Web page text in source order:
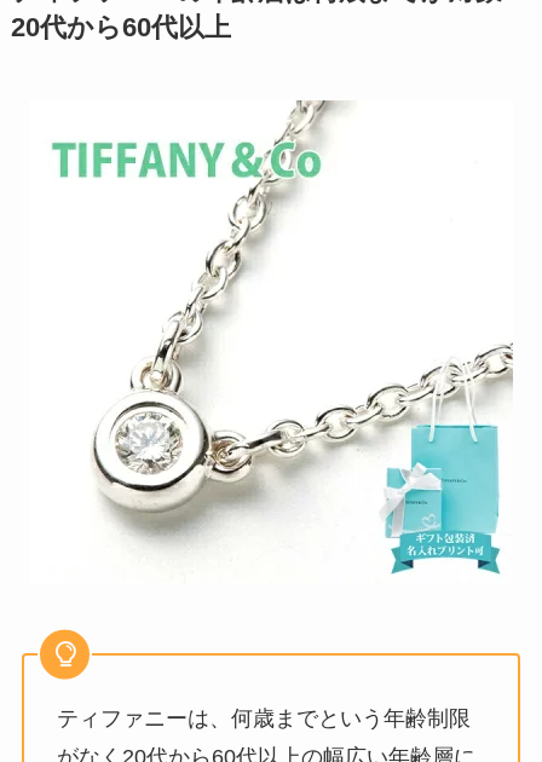
20代から60代以上
ティファニーは、何歳までという年齢制限
がなく20代から60代以上の幅広い年齢層に